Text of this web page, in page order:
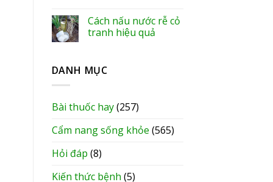
Cách nấu nước rễ cỏ
tranh hiệu quả
DANH MỤC
Bài thuốc hay(257)
Cẩm nang sống khỏe (565)
Hỏi đáp (8)
Kiến thức bệnh (5)